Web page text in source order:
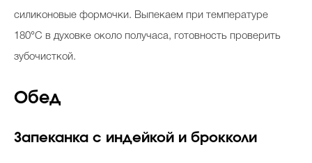
силиконовые формочки. Выпекаем при температуре
180°С в духовке около получаса, готовность проверить
зубочисткой.
Обед
Запеканка с индейкой и брокколи